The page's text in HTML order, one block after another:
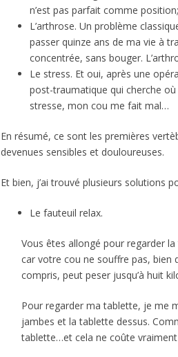
n’est pas parfait comme position;
L’arthrose. Un problème
passer quinze ans de ma vie à
concentrée, sans bouger.
Le stress. Et oui, après une
post-traumatique qui cherche
stresse, mon cou me fait mal…
En résumé, ce sont les premières
devenues sensibles et douloureuses.
Et bien, j’ai trouvé plusieurs solutions
Le fauteuil relax.
Vous êtes allongé pour regarder
car votre cou ne souffre pas, bien
compris, peut peser jusqu’à huit
Pour regarder ma tablette, je me
jambes et la tablette dessus.
tablette…et cela ne coûte vraiment